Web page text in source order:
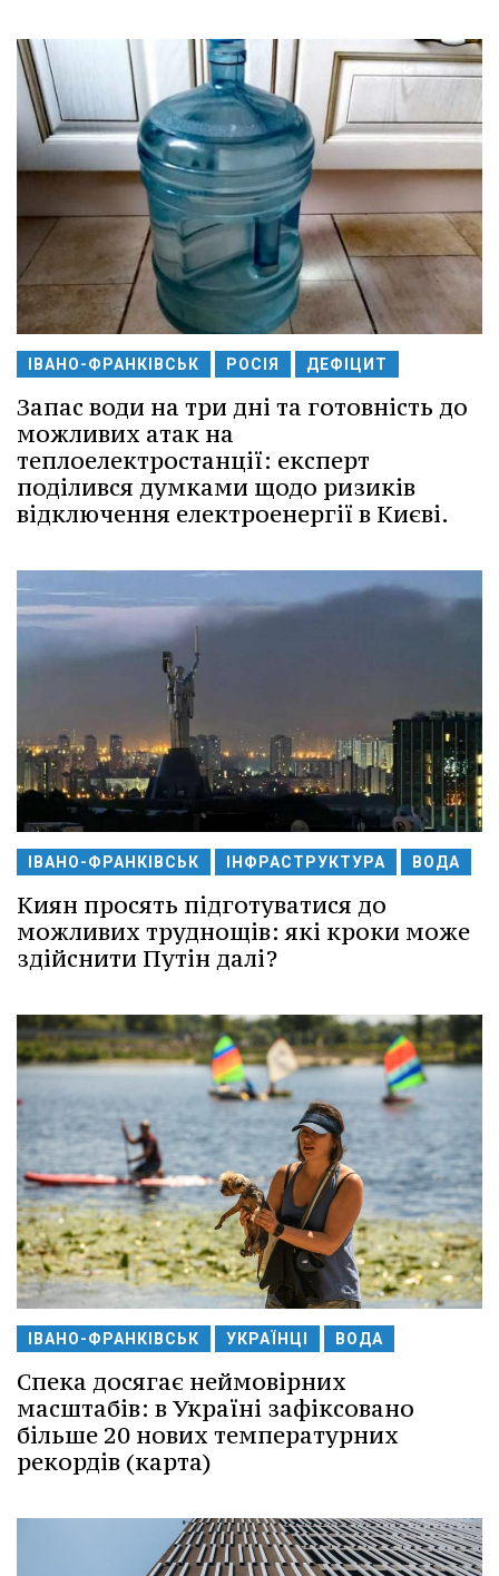
ІВАНО-ФРАНКІВСЬК РОСІЯ ДЕФІЦИТ
Запас води на три дні та готовність до
можливих атак на
теплоелектростанції: експерт
поділився думками щодо ризиків
відключення електроенергії в Києві.
ІВАНО-ФРАНКІВСЬК ІНФРАСТРУКТУРА ВОДА
Киян просять підготуватися до
можливих труднощів: які кроки може
здійснити Путін далі?
ІВАНО-ФРАНКІВСЬК УКРАЇНЦІ ВОДА
Спека досягає неймовірних
масштабів: в Україні зафіксовано
більше 20 нових температурних
рекордів (карта)